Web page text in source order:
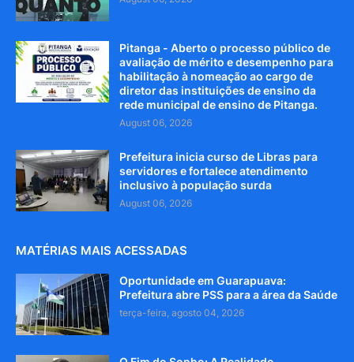
Pitanga - Aberto o processo público de
avaliação de mérito e desempenho para
habilitação à nomeação ao cargo de
diretor das instituições de ensino da
rede municipal de ensino de Pitanga.
August 06, 2026
Prefeitura inicia curso de Libras para
servidores e fortalece atendimento
inclusivo à população surda
August 06, 2026
MATÉRIAS MAIS ACESSADAS
Oportunidade em Guarapuava:
Prefeitura abre PSS para a área da Saúde
terça-feira, agosto 04, 2026